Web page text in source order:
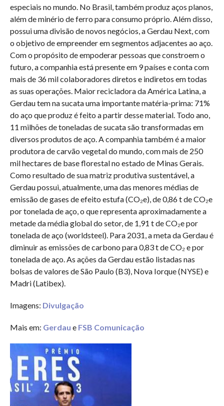
especiais no mundo. No Brasil, também produz aços planos,
além de minério de ferro para consumo próprio. Além disso,
possui uma divisão de novos negócios, a Gerdau Next, com
o objetivo de empreender em segmentos adjacentes ao aço.
Com o propósito de empoderar pessoas que constroem o
futuro, a companhia está presente em 9 países e conta com
mais de 36 mil colaboradores diretos e indiretos em todas
as suas operações. Maior recicladora da América Latina, a
Gerdau tem na sucata uma importante matéria-prima: 71%
do aço que produz é feito a partir desse material. Todo ano,
11 milhões de toneladas de sucata são transformadas em
diversos produtos de aço. A companhia também é a maior
produtora de carvão vegetal do mundo, com mais de 250
mil hectares de base florestal no estado de Minas Gerais.
Como resultado de sua matriz produtiva sustentável, a
Gerdau possui, atualmente, uma das menores médias de
emissão de gases de efeito estufa (CO₂e), de 0,86 t de CO₂e
por tonelada de aço, o que representa aproximadamente a
metade da média global do setor, de 1,91 t de CO₂e por
tonelada de aço (worldsteel). Para 2031, a meta da Gerdau é
diminuir as emissões de carbono para 0,83 t de CO₂ e por
tonelada de aço. As ações da Gerdau estão listadas nas
bolsas de valores de São Paulo (B3), Nova Iorque (NYSE) e
Madri (Latibex).
Imagens: Divulgação
Mais em: Gerdau e FSB Comunicação